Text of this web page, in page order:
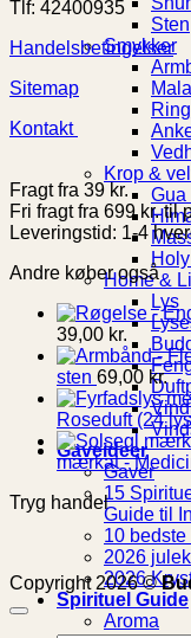
Sten
Smykker
Krop &
Gua
Home &
Lys
Gaveideer
Gaver
15
Guide til
10
2026
2026
Spirituel Guide
Aroma
Tlf: 42400935
Handelsbetingelser
Sitemap
Kontakt
Fragt fra 39 kr.
Fri fragt fra 699 kr. til
Leveringstid: 1-4
Andre køber også
39,00 kr.
sten 69,00 kr.
Roseduft (24
mærkat -
Tryg handel
Copyright 2026 ©